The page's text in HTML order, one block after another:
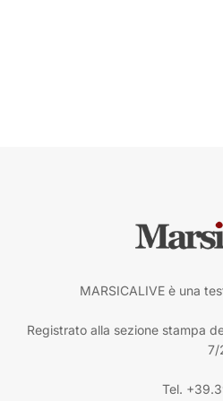
MARSICALIVE è una
Registrato alla sezione stampa
7/
Tel.